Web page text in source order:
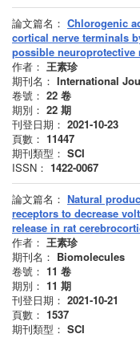
論文篇名： Chlorogenic
cortical nerve terminals
possible neuroprotective
作者： 王素珍
期刊名： International
卷號： 22 卷
期別： 22 期
刊登日期： 2021-10-23
頁數： 11447
期刊類型： SCI
ISSN： 1422-0067
論文篇名： Natural
receptors to decrease
release in rat
作者： 王素珍
期刊名： Biomolecules
卷號： 11 卷
期別： 11 期
刊登日期： 2021-10-21
頁數： 1537
期刊類型： SCI